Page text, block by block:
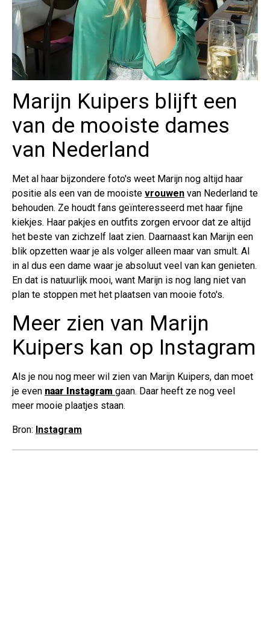
Marijn Kuipers blijft een
van de mooiste dames
van Nederland
Met al haar bijzondere foto's weet Marijn nog altijd haar
positie als een van de mooiste vrouwen van Nederland te
behouden. Ze houdt fans geïnteresseerd met haar fijne
kiekjes. Haar pakjes en outfits zorgen ervoor dat ze altijd
het beste van zichzelf laat zien. Daarnaast kan Marijn een
blik opzetten waar je als volger alleen maar van smult. Al
in al dus een dame waar je absoluut veel van kan genieten.
En dat is natuurlijk mooi, want Marijn is nog lang niet van
plan te stoppen met het plaatsen van mooie foto's.
Meer zien van Marijn
Kuipers kan op Instagram
Als je nou nog meer wil zien van Marijn Kuipers, dan moet
je even naar Instagram gaan. Daar heeft ze nog veel
meer mooie plaatjes staan.
Bron: Instagram